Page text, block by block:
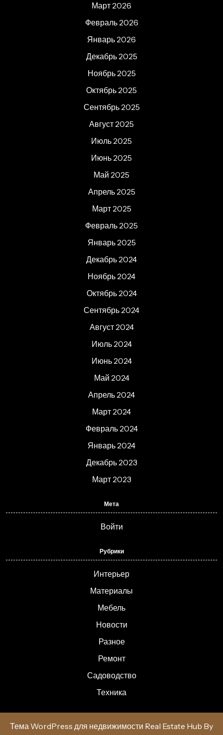
Март 2026
Февраль 2026
Январь 2026
Декабрь 2025
Ноябрь 2025
Октябрь 2025
Сентябрь 2025
Август 2025
Июль 2025
Июнь 2025
Май 2025
Апрель 2025
Март 2025
Февраль 2025
Январь 2025
Декабрь 2024
Ноябрь 2024
Октябрь 2024
Сентябрь 2024
Август 2024
Июль 2024
Июнь 2024
Май 2024
Апрель 2024
Март 2024
Февраль 2024
Январь 2024
Декабрь 2023
Март 2023
Мета
Войти
Рубрики
Интерьер
Материалы
Мебель
Новости
Разное
Ремонт
Садоводство
Техника
Тема WordPress для недвижимости Real Estate Hub By